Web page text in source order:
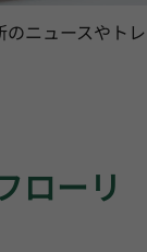
ニュースやト
ローリ